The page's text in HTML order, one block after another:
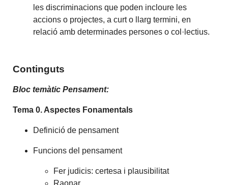
les discriminacions que poden incloure les
accions o projectes, a curt o llarg termini, en
relació amb determinades persones o col·lectius.
Continguts
Bloc temàtic Pensament:
Tema 0. Aspectes Fonamentals
Definició de pensament
Funcions del pensament
Fer judicis: certesa i plausibilitat